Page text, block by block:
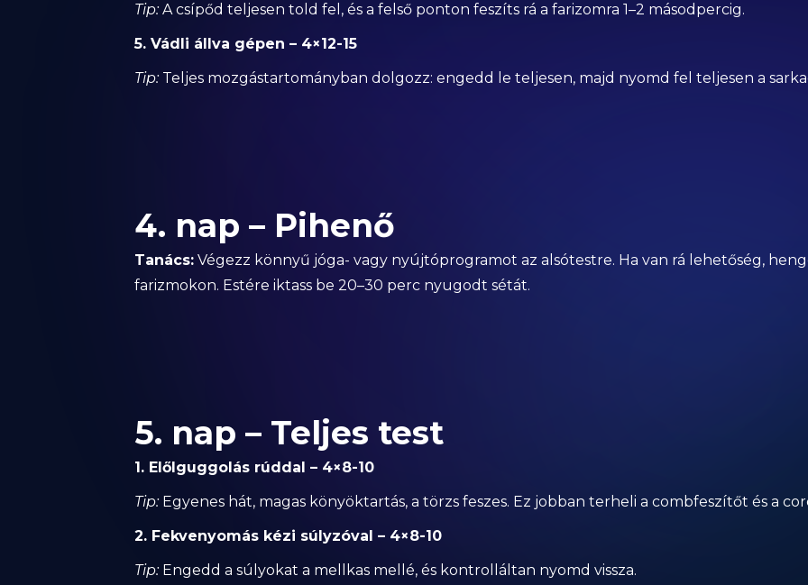
Tip: A csípőd teljesen told fel, és a felső ponton feszíts rá a farizomra 1–2 másodpercig.
5. Vádli állva gépen – 4×12-15
Tip:Teljes mozgástartományban dolgozz: engedd le teljesen, majd nyomd fel teljesen a
4. nap – Pihenő
Tanács: Végezz könnyű jóga- vagy nyújtóprogramot az alsótestre. Ha van rá lehetőség,
farizmokon. Estére iktass be 20–30 perc nyugodt sétát.
5. nap – Teljes test
1. Előlguggolás rúddal – 4×8-10
Tip:Egyenes hát, magas könyöktartás, a törzs feszes. Ez jobban terheli a combfeszítőt és a
2. Fekvenyomás kézi súlyzóval – 4×8-10
Tip:Engedd a súlyokat a mellkas mellé, és kontrolláltan nyomd vissza.